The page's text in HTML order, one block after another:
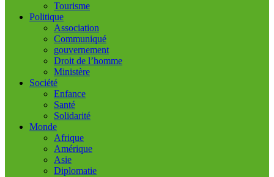
Tourisme
Politique
Association
Communiqué
gouvernement
Droit de l’homme
Ministère
Société
Enfance
Santé
Solidarité
Monde
Afrique
Amérique
Asie
Diplomatie